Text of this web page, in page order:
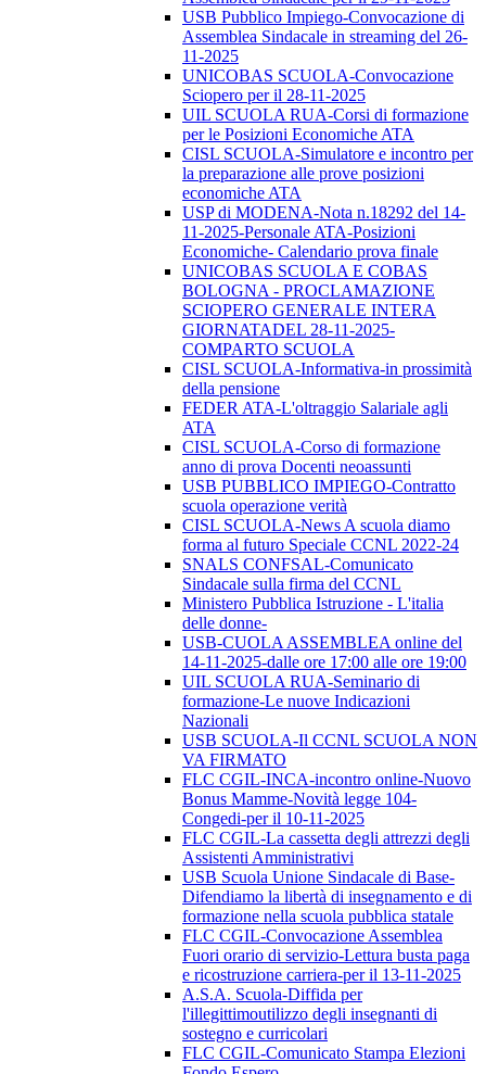
USB Pubblico Impiego-Convocazione di
Assemblea Sindacale in streaming del 26-
11-2025
UNICOBAS SCUOLA-Convocazione
Sciopero per il 28-11-2025
UIL SCUOLA RUA-Corsi di formazione
per le Posizioni Economiche ATA
CISL SCUOLA-Simulatore e incontro per
la preparazione alle prove posizioni
economiche ATA
USP di MODENA-Nota n.18292 del 14-
11-2025-Personale ATA-Posizioni
Economiche- Calendario prova finale
UNICOBAS SCUOLA E COBAS
BOLOGNA - PROCLAMAZIONE
SCIOPERO GENERALE INTERA
GIORNATADEL 28-11-2025-
COMPARTO SCUOLA
CISL SCUOLA-Informativa-in prossimità
della pensione
FEDER ATA-L'oltraggio Salariale agli
ATA
CISL SCUOLA-Corso di formazione
anno di prova Docenti neoassunti
USB PUBBLICO IMPIEGO-Contratto
scuola operazione verità
CISL SCUOLA-News A scuola diamo
forma al futuro Speciale CCNL 2022-24
SNALS CONFSAL-Comunicato
Sindacale sulla firma del CCNL
Ministero Pubblica Istruzione - L'italia
delle donne-
USB-CUOLA ASSEMBLEA online del
14-11-2025-dalle ore 17:00 alle ore 19:00
UIL SCUOLA RUA-Seminario di
formazione-Le nuove Indicazioni
Nazionali
USB SCUOLA-Il CCNL SCUOLA NON
VA FIRMATO
FLC CGIL-INCA-incontro online-Nuovo
Bonus Mamme-Novità legge 104-
Congedi-per il 10-11-2025
FLC CGIL-La cassetta degli attrezzi degli
Assistenti Amministrativi
USB Scuola Unione Sindacale di Base-
Difendiamo la libertà di insegnamento e di
formazione nella scuola pubblica statale
FLC CGIL-Convocazione Assemblea
Fuori orario di servizio-Lettura busta paga
e ricostruzione carriera-per il 13-11-2025
A.S.A. Scuola-Diffida per
l'illegittimoutilizzo degli insegnanti di
sostegno e curricolari
FLC CGIL-Comunicato Stampa Elezioni